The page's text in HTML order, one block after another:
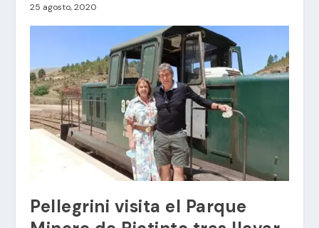
25 agosto, 2020
Pellegrini visita el Parque